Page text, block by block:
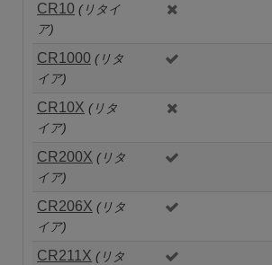
CR10 (リタイ
ア)
CR1000 (リタ
イア)
CR10X (リタ
イア)
CR200X (リタ
イア)
CR206X (リタ
イア)
CR211X (リタ